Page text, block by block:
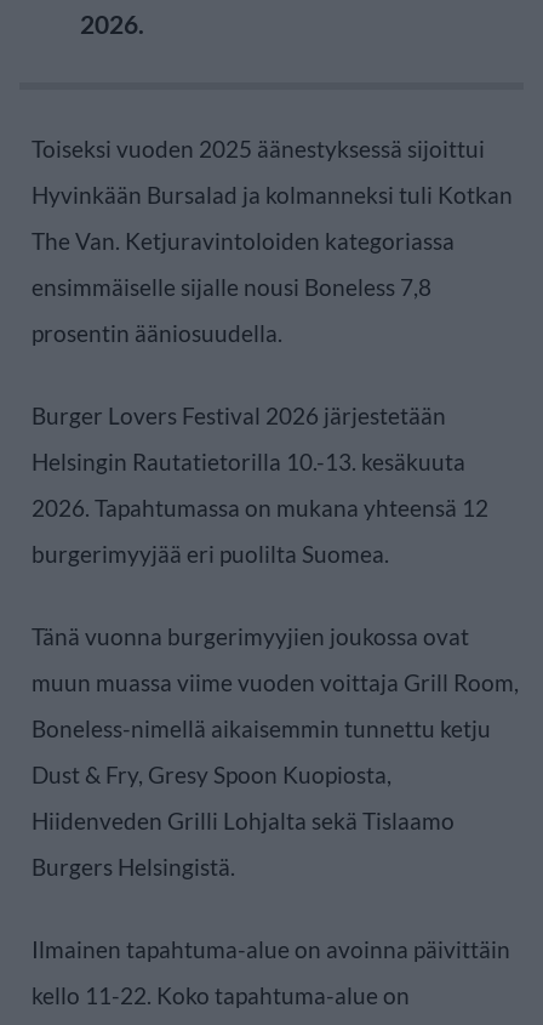
2026.
Toiseksi vuoden 2025 äänestyksessä sijoittui
Hyvinkään Bursalad ja kolmanneksi tuli Kotkan
The Van. Ketjuravintoloiden kategoriassa
ensimmäiselle sijalle nousi Boneless 7,8
prosentin ääniosuudella.
Burger Lovers Festival 2026 järjestetään
Helsingin Rautatietorilla 10.-13. kesäkuuta
2026. Tapahtumassa on mukana yhteensä 12
burgerimyyjää eri puolilta Suomea.
Tänä vuonna burgerimyyjien joukossa ovat
muun muassa viime vuoden voittaja Grill Room,
Boneless-nimellä aikaisemmin tunnettu ketju
Dust & Fry, Gresy Spoon Kuopiosta,
Hiidenveden Grilli Lohjalta sekä Tislaamo
Burgers Helsingistä.
Ilmainen tapahtuma-alue on avoinna päivittäin
kello 11-22. Koko tapahtuma-alue on